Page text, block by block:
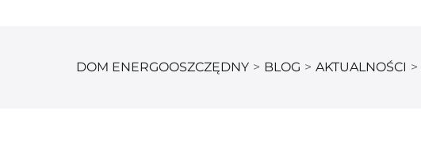
DOM ENERGOOSZCZĘDNY > BLOG > AKTUALNOŚCI >